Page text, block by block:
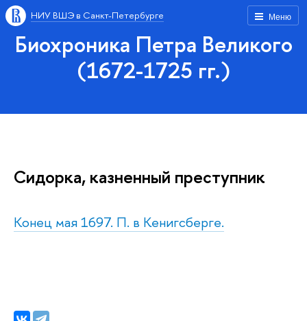
Меню
НИУ ВШЭ в Санкт-Петербурге
Биохроника Петра Великого
(1672-1725 гг.)
Сидорка, казненный преступник
Конец мая 1697. П. в Кенигсберге.